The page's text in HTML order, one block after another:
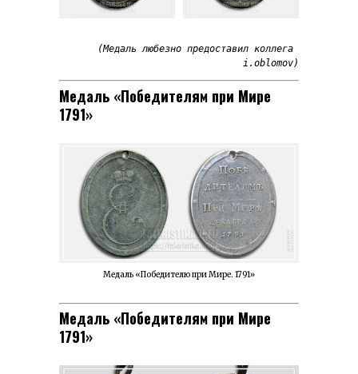
(Медаль любезно предоставил коллега
i.oblomov)
Медаль «Победителям при Мире
1791»
Медаль «Победителю при Мире. 1791»
Медаль «Победителям при Мире
1791»